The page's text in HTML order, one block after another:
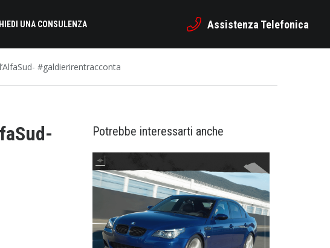
UNA CONSULENZA Assistenza Telefonica
#galdierirentracconta
Potrebbe interessarti anche